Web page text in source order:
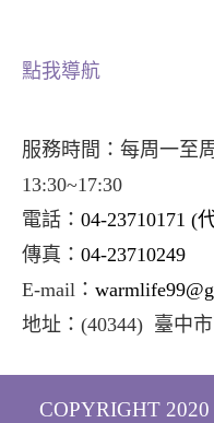
點我導航
服務時間：每周一至
13:30~17:30
電話： 04-23710171 (
傳真： 04-23710249
E-mail：
地址： (40344) 臺中
COPYRIGHT